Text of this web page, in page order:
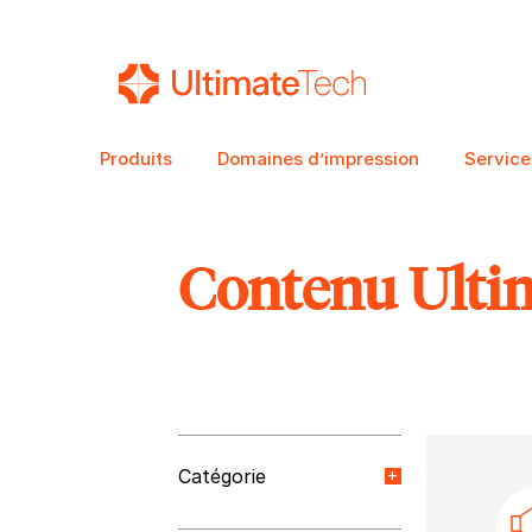
Produits Domaines d’impression
RECHERCHE
Contenu
Catégorie